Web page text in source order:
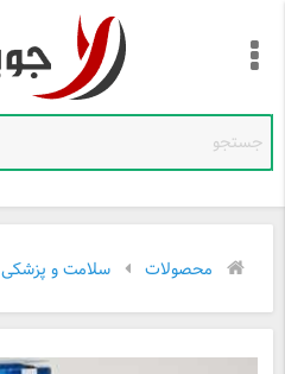
محصولات سلامت و پزشکی